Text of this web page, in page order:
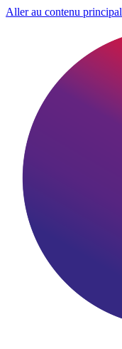
Aller au contenu principal